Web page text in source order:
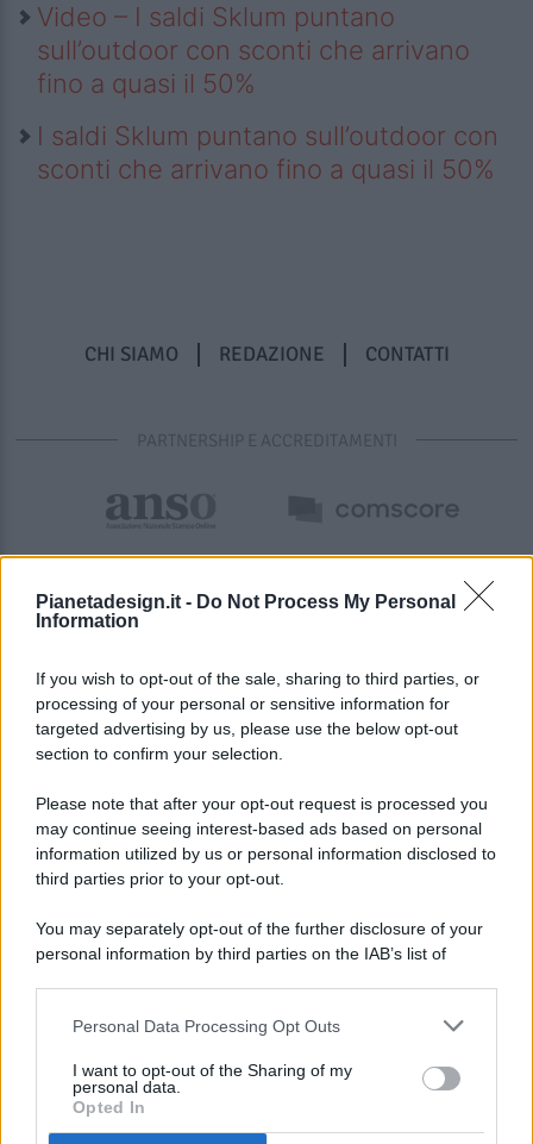
Pianetadesign.it - Do Not Process My Personal
Information
If you wish to opt-out of the sale, sharing to third parties, or
processing of your personal or sensitive information for
targeted advertising by us, please use the below opt-out
section to confirm your selection.
Please note that after your opt-out request is processed you
may continue seeing interest-based ads based on personal
information utilized by us or personal information disclosed to
third parties prior to your opt-out.
You may separately opt-out of the further disclosure of your
personal information by third parties on the IAB’s list of
This information may also be disclosed by us to third parties
disclose it to other third parties.
Personal Data Processing Opt Outs
I want to opt-out of the Sharing of my
personal data.
Opted In
Video – I saldi Sklum puntano
sull’outdoor con sconti che arrivano
fino a quasi il 50%
I saldi Sklum puntano sull’outdoor con
sconti che arrivano fino a quasi il 50%
CHI SIAMO REDAZIONE CONTATTI
PARTNERSHIP E ACCREDITAMENTI
© 2026 - Pianeta Design - P.IVA 04827280654 - Testata
Registrata Al Tribunale Di Nocera Inferiore N. 8/2020 - RG N.
ISCRIZIONE AL ROC N. 35792 – ISCRITTA ALL’ANSO
(ASSOCIAZIONE NAZIONALE STAMPA ONLINE)
PREFERENZE PRIVACY